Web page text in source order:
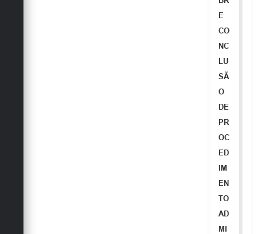
E
CO
NC
LU
SÃ
O
DE
PR
OC
ED
IM
EN
TO
AD
MI